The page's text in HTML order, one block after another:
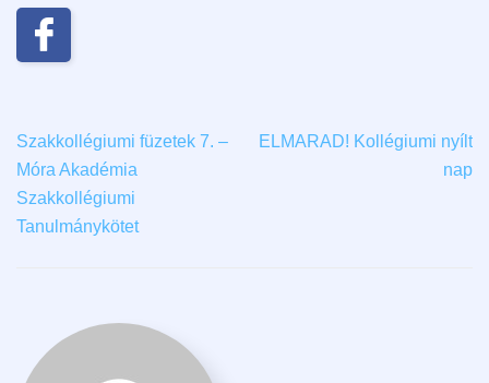
Szakkollégiumi füzetek 7. –
Móra Akadémia
Szakkollégiumi
Tanulmánykötet
ELMARAD! Kollégiumi nyílt
nap